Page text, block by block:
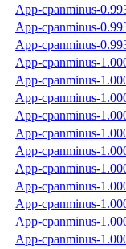
App-cpanminus-
App-cpanminus-
App-cpanminus-
App-cpanminus-
App-cpanminus-
App-cpanminus-
App-cpanminus-
App-cpanminus-
App-cpanminus-
App-cpanminus-
App-cpanminus-
App-cpanminus-
App-cpanminus-
App-cpanminus-